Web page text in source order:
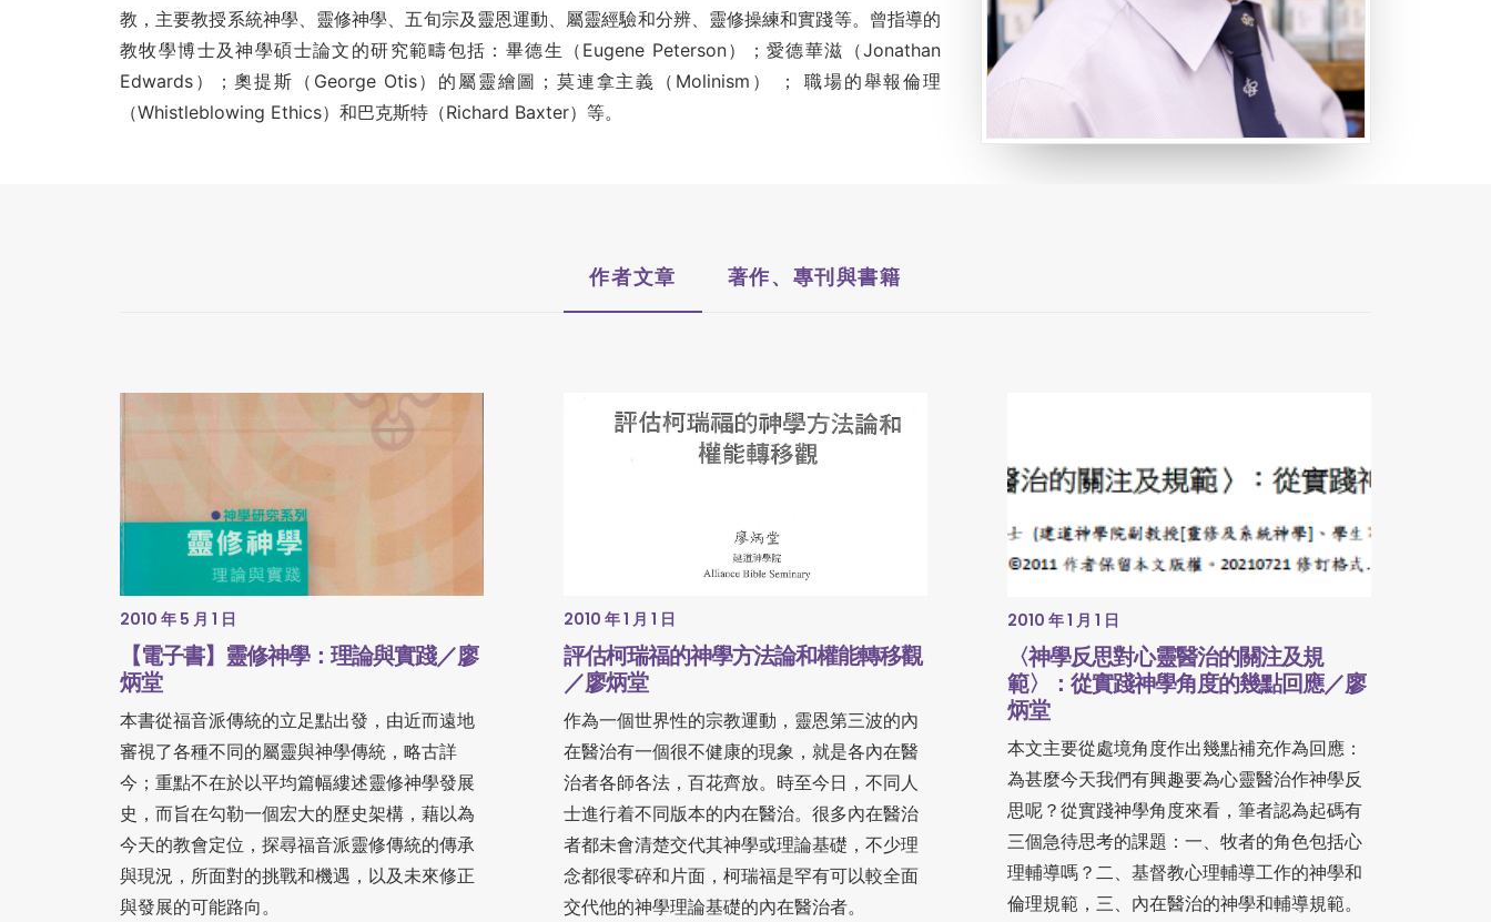
教，主要教授系統神學、靈修神學、五旬宗及靈恩運動、屬靈經驗和分辨、靈修操練和實踐等。曾指導的
教牧學博士及神學碩士論文的研究範疇包括：畢德生（Eugene Peterson）；愛德華滋（Jonathan
Edwards）；奧提斯（George Otis）的屬靈繪圖；莫連拿主義（Molinism） ； 職場的舉報倫理
（Whistleblowing Ethics）和巴克斯特（Richard Baxter）等。
作者文章 著作、專刊與書籍
2010 年 5 月 1 日
【電子書】靈修神學：理論與實踐／廖
炳堂
本書從福音派傳統的立足點出發，由近而遠地
審視了各種不同的屬靈與神學傳統，略古詳
今；重點不在於以平均篇幅縷述靈修神學發展
史，而旨在勾勒一個宏大的歷史架構，藉以為
今天的教會定位，探尋福音派靈修傳統的傳承
與現況，所面對的挑戰和機遇，以及未來修正
與發展的可能路向。
2010 年 1 月 1 日
評估柯瑞福的神學方法論和權能轉移觀
／廖炳堂
作為一個世界性的宗教運動，靈恩第三波的內
在醫治有一個很不健康的現象，就是各內在醫
治者各師各法，百花齊放。時至今日，不同人
士進行着不同版本的内在醫治。很多內在醫治
者都未會清楚交代其神學或理論基礎，不少理
念都很零碎和片面，柯瑞福是罕有可以較全面
交代他的神學理論基礎的內在醫治者。
2010 年 1 月 1 日
〈神學反思對心靈醫治的關注及規
範〉：從實踐神學角度的幾點回應／廖
炳堂
本文主要從處境角度作出幾點補充作為回應：
為甚麼今天我們有興趣要為心靈醫治作神學反
思呢？從實踐神學角度來看，筆者認為起碼有
三個急待思考的課題：一、牧者的角色包括心
理輔導嗎？二、基督教心理輔導工作的神學和
倫理規範，三、內在醫治的神學和輔導規範。